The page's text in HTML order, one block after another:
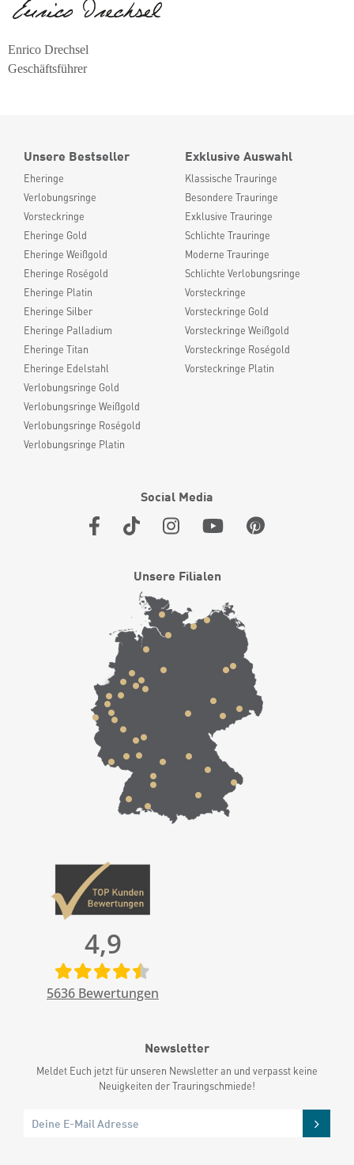
Enrico Drechsel
Geschäftsführer
Unsere Bestseller
Eheringe
Verlobungsringe
Vorsteckringe
Eheringe Gold
Eheringe Weißgold
Eheringe Roségold
Eheringe Platin
Eheringe Silber
Eheringe Palladium
Eheringe Titan
Eheringe Edelstahl
Verlobungsringe Gold
Verlobungsringe Weißgold
Verlobungsringe Roségold
Verlobungsringe Platin
Exklusive Auswahl
Klassische Trauringe
Besondere Trauringe
Exklusive Trauringe
Schlichte Trauringe
Moderne Trauringe
Schlichte Verlobungsringe
Vorsteckringe
Vorsteckringe Gold
Vorsteckringe Weißgold
Vorsteckringe Roségold
Vorsteckringe Platin
Social Media
Unsere Filialen
4,9
5636 Bewertungen
Newsletter
Meldet Euch jetzt für unseren Newsletter an und verpasst keine
Neuigkeiten der Trauringschmiede!